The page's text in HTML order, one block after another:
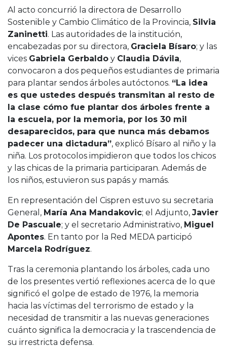
Al acto concurrió la directora de Desarrollo
Sostenible y Cambio Climático de la Provincia, Silvia
Zaninetti. Las autoridades de la institución,
encabezadas por su directora, Graciela Bísaro; y las
vices Gabriela Gerbaldo y Claudia Dávila,
convocaron a dos pequeños estudiantes de primaria
para plantar sendos árboles autóctonos. “La idea
es que ustedes después transmitan al resto de
la clase cómo fue plantar dos árboles frente a
la escuela, por la memoria, por los 30 mil
desaparecidos, para que nunca más debamos
padecer una dictadura”, explicó Bísaro al niño y la
niña. Los protocolos impidieron que todos los chicos
y las chicas de la primaria participaran. Además de
los niños, estuvieron sus papás y mamás.
En representación del Cispren estuvo su secretaria
General, María Ana Mandakovic; el Adjunto, Javier
De Pascuale; y el secretario Administrativo, Miguel
Apontes. En tanto por la Red MEDA participó
Marcela Rodríguez.
Tras la ceremonia plantando los árboles, cada uno
de los presentes vertió reflexiones acerca de lo que
significó el golpe de estado de 1976, la memoria
hacia las víctimas del terrorismo de estado y la
necesidad de transmitir a las nuevas generaciones
cuánto significa la democracia y la trascendencia de
su irrestricta defensa.